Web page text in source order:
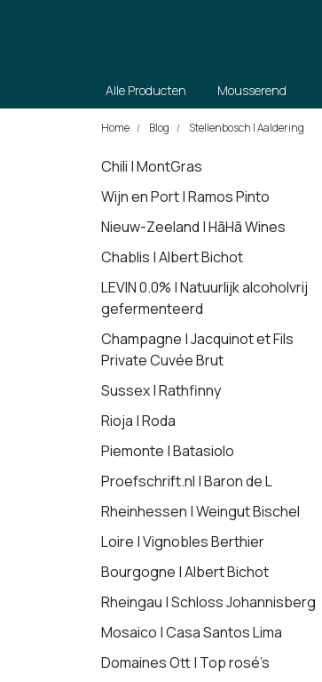
Alle Producten Mousserend
Home Blog Stellenbosch | Aaldering
Chili | MontGras
Wijn en Port | Ramos Pinto
Nieuw-Zeeland | HãHã Wines
Chablis | Albert Bichot
LEVIN 0.0% | Natuurlijk alcoholvrij
gefermenteerd
Champagne | Jacquinot et Fils
Private Cuvée Brut
Sussex | Rathfinny
Rioja | Roda
Piemonte | Batasiolo
Proefschrift.nl | Baron de L
Rheinhessen | Weingut Bischel
Loire | Vignobles Berthier
Bourgogne | Albert Bichot
Rheingau | Schloss Johannisberg
Mosaico | Casa Santos Lima
Domaines Ott | Top rosé’s